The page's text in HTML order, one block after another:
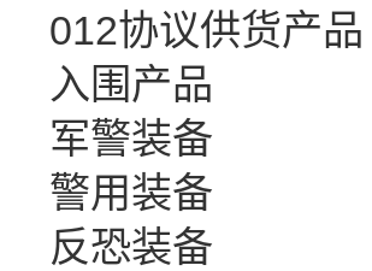
012协议供货产品
入围产品
军警装备
警用装备
反恐装备